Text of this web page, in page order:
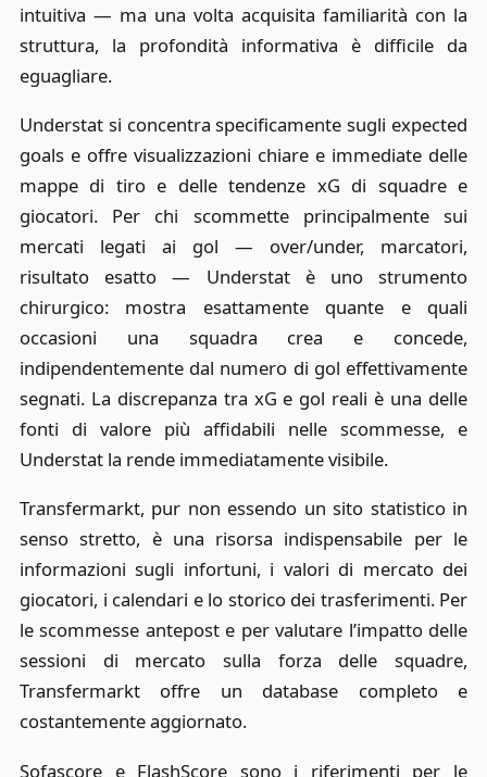
intuitiva — ma una volta acquisita familiarità con la
struttura, la profondità informativa è difficile da
eguagliare.
Understat si concentra specificamente sugli expected
goals e offre visualizzazioni chiare e immediate delle
mappe di tiro e delle tendenze xG di squadre e
giocatori. Per chi scommette principalmente sui
mercati legati ai gol — over/under, marcatori,
risultato esatto — Understat è uno strumento
chirurgico: mostra esattamente quante e quali
occasioni una squadra crea e concede,
indipendentemente dal numero di gol effettivamente
segnati. La discrepanza tra xG e gol reali è una delle
fonti di valore più affidabili nelle scommesse, e
Understat la rende immediatamente visibile.
Transfermarkt, pur non essendo un sito statistico in
senso stretto, è una risorsa indispensabile per le
informazioni sugli infortuni, i valori di mercato dei
giocatori, i calendari e lo storico dei trasferimenti. Per
le scommesse antepost e per valutare l’impatto delle
sessioni di mercato sulla forza delle squadre,
Transfermarkt offre un database completo e
costantemente aggiornato.
Sofascore e FlashScore sono i riferimenti per le